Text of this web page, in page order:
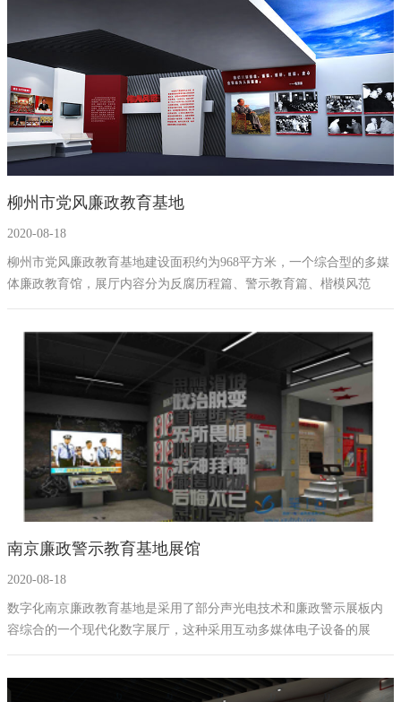
柳州市党风廉政教育基地
2020-08-18
​柳州市党风廉政教育基地建设面积约为968平方米，一个综合型的多媒
体廉政教育馆，展厅内容分为反腐历程篇、警示教育篇、楷模风范
篇、柳州清风篇四个篇章。
南京廉政警示教育基地展馆
2020-08-18
数字化南京廉政教育基地是采用了部分声光电技术和廉政警示展板内
容综合的一个现代化数字展厅，这种采用互动多媒体电子设备的展
厅，因其高度的互动性以及模拟性可以在党员干部参观的时候获得深
人如同现实一般，加强教育强度。电子触摸屏设备中的廉政有奖答题